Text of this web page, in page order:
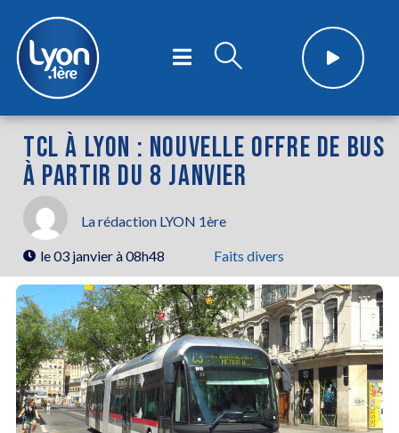
TCL À LYON : NOUVELLE OFFRE DE BUS
À PARTIR DU 8 JANVIER
La rédaction LYON 1ère
le03 janvier à 08h48 Faits divers